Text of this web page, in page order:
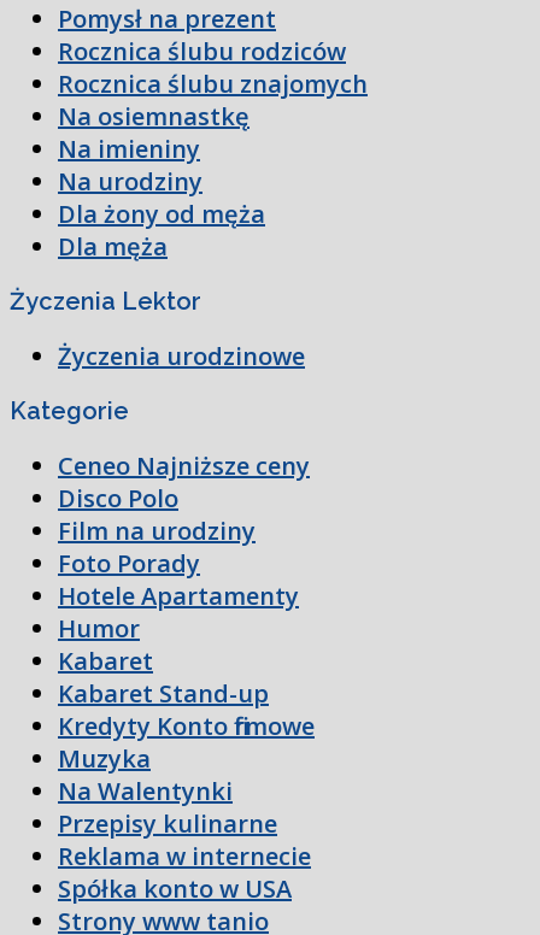
Pomysł na prezent
Rocznica ślubu rodziców
Rocznica ślubu znajomych
Na osiemnastkę
Na imieniny
Na urodziny
Dla żony od męża
Dla męża
Życzenia Lektor
Życzenia urodzinowe
Kategorie
Ceneo Najniższe ceny
Disco Polo
Film na urodziny
Foto Porady
Hotele Apartamenty
Humor
Kabaret
Kabaret Stand-up
Kredyty Konto firmowe
Muzyka
Na Walentynki
Przepisy kulinarne
Reklama w internecie
Spółka konto w USA
Strony www tanio